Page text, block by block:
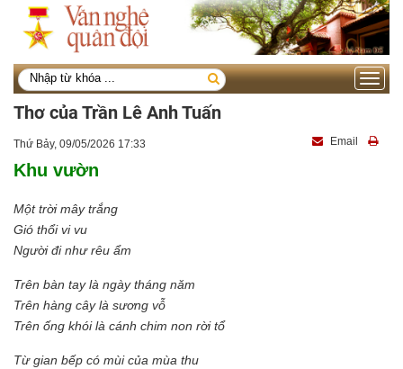
Toggle
Thơ của Trần Lê Anh Tuấn
Thứ Bảy, 09/05/2026 17:33 Email
Khu vườn
Một trời mây trắng
Gió thổi vi vu
Người đi như rêu ẩm
Trên bàn tay là ngày tháng năm
Trên hàng cây là sương vỗ
Trên ống khói là cánh chim non rời tổ
Từ gian bếp có mùi của mùa thu